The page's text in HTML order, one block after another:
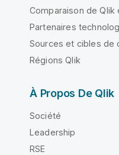
Comparaison de
Partenaires
Sources et cibles de
Régions Qlik
À Propos De Qlik
Société
Leadership
RSE